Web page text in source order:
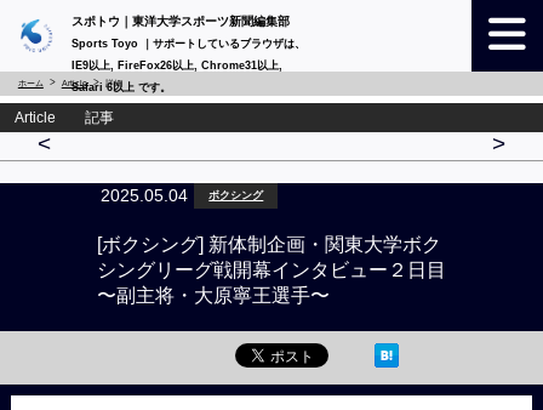
スポトウ｜東洋大学スポーツ新聞編集部
Sports Toyo ｜サポートしているブラウザは、
IE9以上, FireFox26以上, Chrome31以上,
Safari 6以上 です。
ホーム Article 詳細
Article 記事
< >
2025.05.04 ボクシング
[ボクシング] 新体制企画・関東大学ボク
シングリーグ戦開幕インタビュー２日目
〜副主将・大原寧王選手〜